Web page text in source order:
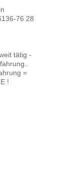
76 28
tätig -
=
!